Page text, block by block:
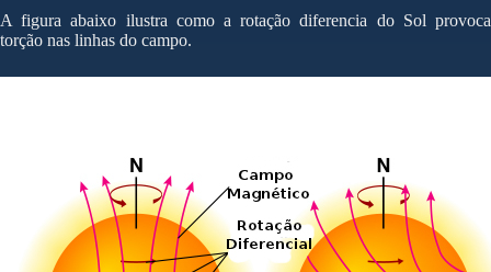
A figura abaixo ilustra como a rotação diferencia do Sol provoca
torção nas linhas do campo.